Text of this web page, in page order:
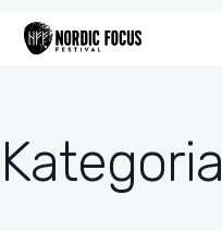
treści
Kategoria